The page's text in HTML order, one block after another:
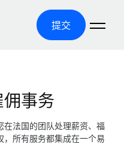
提交
事务
在法国的团队处理薪资、福
，所有服务都集成在一个易